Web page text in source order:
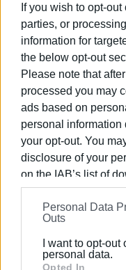
If you wish to opt-
parties, or
information for
the below opt-out
Please note that
processed you may
ads based on
personal information
your opt-out. You
disclosure of your
on the IAB’s list of
information may
on theIAB’s List of
further disclose it to
Please note that
Google services
Personal Data
Outs
I want to opt-
personal data.
Opted In
Ο Πρόεδρος του
το ΕΚΑΒ καθώς και
Θωμά και κα
και τη συνεργασία.
ιατρείο Κέρκυρας
Εμφανίσεις: 90
ΕΛΕΝΗ